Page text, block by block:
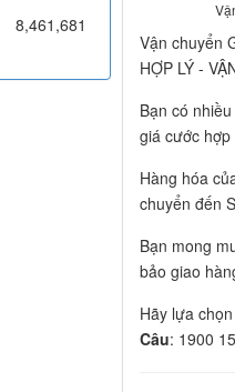
Vận chuyển
HỢP LÝ -
Bạn có
giá cước hợp
Hàng hóa
chuyển đến
Bạn mong
bảo giao
Hãy lựa
Câu: 1900
8,461,681